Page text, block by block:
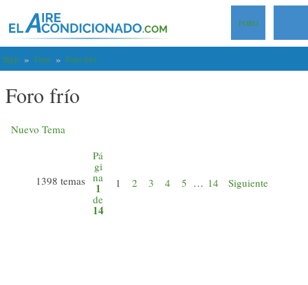
FORO
Web Foro Foro frío
Foro frío
Nuevo Tema
1398 temas
Pá
gi
na
1
de
14
1 2 3 4 5 … 14 Siguiente